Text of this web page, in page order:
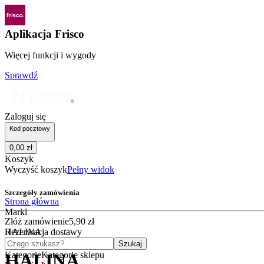
Aplikacja Frisco
Więcej funkcji i wygody
Sprawdź
Zaloguj się
Kod pocztowy
0,00 zł
Koszyk
Wyczyść koszykPełny widok
Szczegóły zamówienia
Złóż zamówienie5,90 zł
Rezerwacja dostawy
Czego szukasz?
Szukaj
KategorieKategorie sklepu
Strona główna
Marki
HALINA